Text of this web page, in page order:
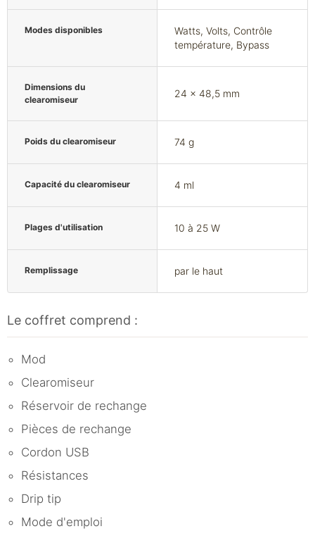
Modes disponibles
Watts, Volts, Contrôle
température, Bypass
Dimensions du
clearomiseur
24 x 48,5 mm
Poids du clearomiseur 74 g
Capacité du clearomiseur 4 ml
Plages d'utilisation 10 à 25 W
Remplissage par le haut
Le coffret comprend :
Mod
Clearomiseur
Réservoir de rechange
Pièces de rechange
Cordon USB
Résistances
Drip tip
Mode d'emploi